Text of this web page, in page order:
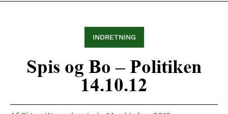
INDRETNING
Spis og Bo – Politiken
14.10.12